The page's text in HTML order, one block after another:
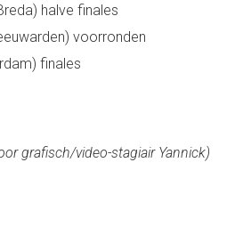
halve finales
voorronden
finales
grafisch/video-stagiair Yannick)